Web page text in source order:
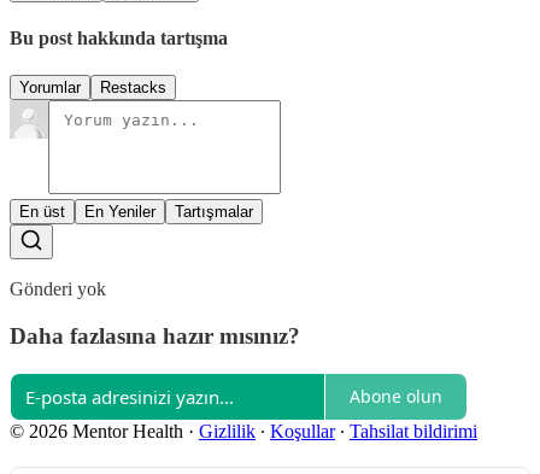
Bu post hakkında tartışma
Yorumlar Restacks
En üst En Yeniler Tartışmalar
Gönderi yok
Daha fazlasına hazır mısınız?
Abone olun
© 2026 Mentor Health · Gizlilik ∙ Koşullar∙ Tahsilat bildirimi